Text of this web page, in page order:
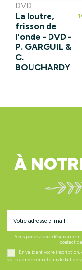
DVD
La loutre,
frisson de
l'onde - DVD -
P. GARGUIL &
C.
BOUCHARDY
À
Vous pouvez vous désinscrire
contact
En validant votre inscription,
votre adresse email dans le but de